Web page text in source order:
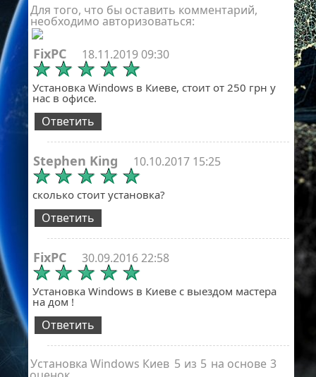
Для того, что бы оставить комментарий,
необходимо авторизоваться:
FixPC 18.11.2019 09:30
Установка Windows в Киеве, стоит от 250 грн у
нас в офисе.
Ответить
Stephen King 10.10.2017 15:25
сколько стоит установка?
Ответить
FixPC 30.09.2016 22:58
Установка Windows в Киеве с выездом мастера
на дом !
Ответить
Установка Windows Киев 5 из 5 на основе 3